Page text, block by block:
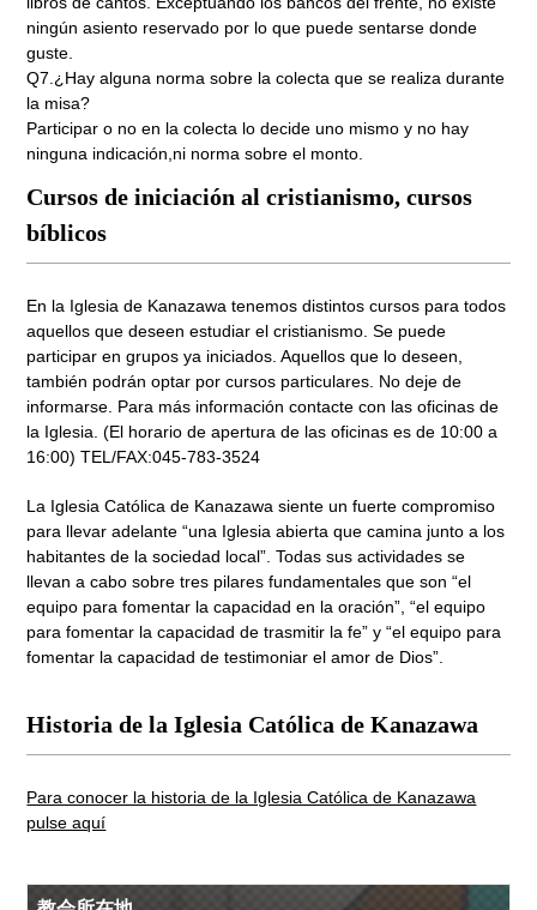
ningún asiento reservado por lo que puede sentarse donde
guste.
Q7.¿Hay alguna norma sobre la colecta que se realiza durante
la misa?
Participar o no en la colecta lo decide uno mismo y no hay
ninguna indicación,ni norma sobre el monto.
Cursos de iniciación al cristianismo, cursos
bíblicos
En la Iglesia de Kanazawa tenemos distintos cursos para todos
aquellos que deseen estudiar el cristianismo. Se puede
participar en grupos ya iniciados. Aquellos que lo deseen,
también podrán optar por cursos particulares. No deje de
informarse. Para más información contacte con las oficinas de
la Iglesia. (El horario de apertura de las oficinas es de 10:00 a
16:00) TEL/FAX:045-783-3524
La Iglesia Católica de Kanazawa siente un fuerte compromiso
para llevar adelante “una Iglesia abierta que camina junto a los
habitantes de la sociedad local”. Todas sus actividades se
llevan a cabo sobre tres pilares fundamentales que son “el
equipo para fomentar la capacidad en la oración”, “el equipo
para fomentar la capacidad de trasmitir la fe” y “el equipo para
fomentar la capacidad de testimoniar el amor de Dios”.
Historia de la Iglesia Católica de Kanazawa
Para conocer la historia de la Iglesia Católica de Kanazawa
pulse aquí